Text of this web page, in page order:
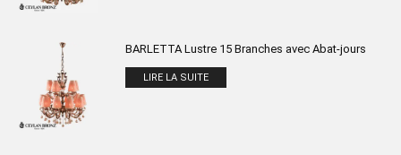
BARLETTA Lustre 15 Branches avec Abat-jours
LIRE LA SUITE